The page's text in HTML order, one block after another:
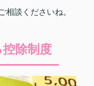
相談くださいね。
除制度